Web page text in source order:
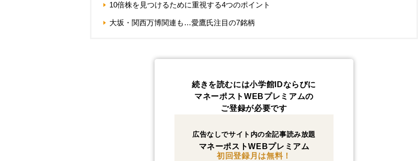
10倍株を見つけるために重視する4つのポイント
大坂・関西万博関連も…愛鷹氏注目の7銘柄
続きを読むには小学館IDならびに
マネーポストWEBプレミアムの
ご登録が必要です
広告なしでサイト内の全記事読み放題
マネーポストWEBプレミアム
初回登録月は無料！